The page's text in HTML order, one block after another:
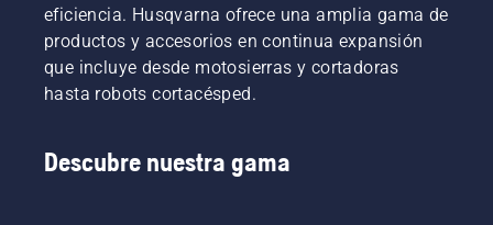
eficiencia. Husqvarna ofrece una amplia gama de
productos y accesorios en continua expansión
que incluye desde motosierras y cortadoras
hasta robots cortacésped.
Descubre nuestra gama